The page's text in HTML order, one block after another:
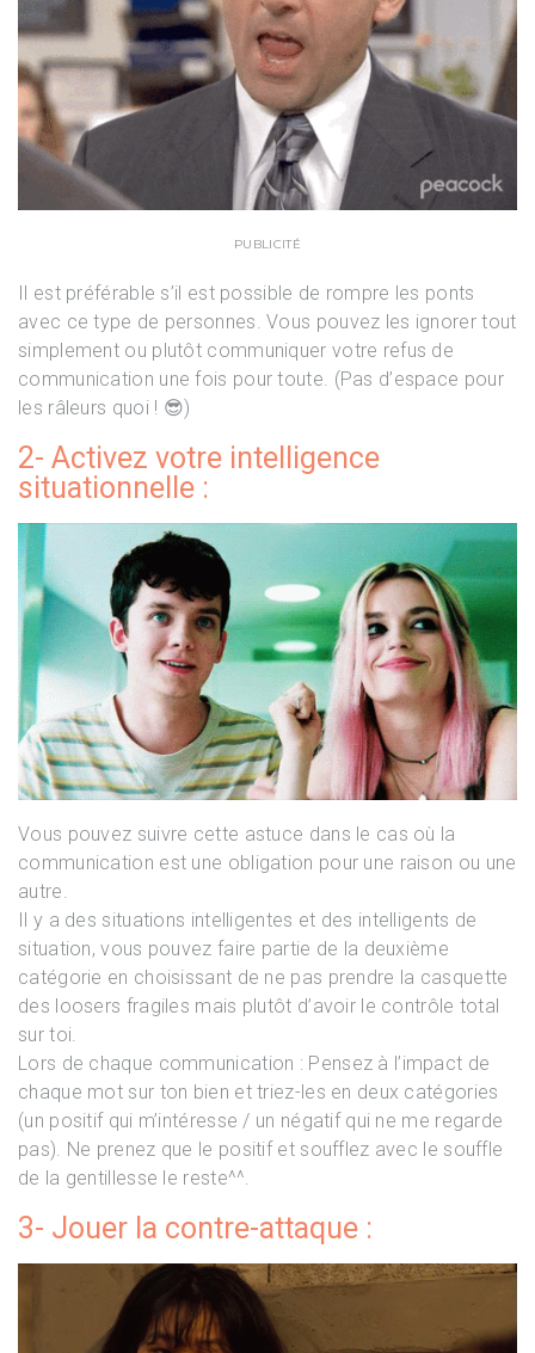
PUBLICITÉ
Il est préférable s’il est possible de rompre les ponts
avec ce type de personnes. Vous pouvez les ignorer tout
simplement ou plutôt communiquer votre refus de
communication une fois pour toute. (Pas d’espace pour
les râleurs quoi ! 😎)
2- Activez votre intelligence
situationnelle :
Vous pouvez suivre cette astuce dans le cas où la
communication est une obligation pour une raison ou une
autre.
Il y a des situations intelligentes et des intelligents de
situation, vous pouvez faire partie de la deuxième
catégorie en choisissant de ne pas prendre la casquette
des loosers fragiles mais plutôt d’avoir le contrôle total
sur toi.
Lors de chaque communication : Pensez à l’impact de
chaque mot sur ton bien et triez-les en deux catégories
(un positif qui m’intéresse / un négatif qui ne me regarde
pas). Ne prenez que le positif et soufflez avec le souffle
de la gentillesse le reste^^.
3- Jouer la contre-attaque :